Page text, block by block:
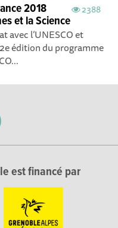
2388
2018
et la Science
avec l’UNESCO et
édition du programme
est financé par